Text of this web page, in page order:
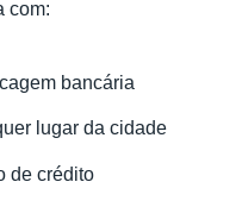
com:
bancária
lugar da cidade
de crédito